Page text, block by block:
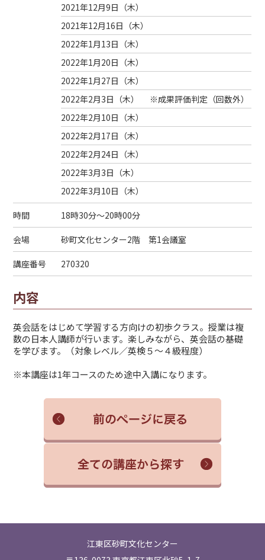
2021年12月9日（木）
2021年12月16日（木）
2022年1月13日（木）
2022年1月20日（木）
2022年1月27日（木）
2022年2月3日（木）
※成果評価判定（回数外）
2022年2月10日（木）
2022年2月17日（木）
2022年2月24日（木）
2022年3月3日（木）
2022年3月10日（木）
時間 18時30分～20時00分
会場 砂町文化センター2階 第1会議室
講座番号 270320
内容
英会話をはじめて学習する方向けの初歩クラス。授業は複
数の日本人講師が行います。楽しみながら、英会話の基礎
を学びます。（対象レベル／英検５～４級程度）
※本講座は1年コースのため途中入講になります。
江東区砂町文化センター